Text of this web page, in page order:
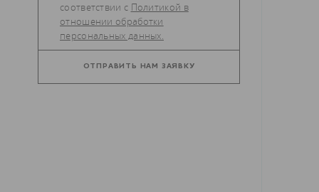
соответствии с Политикой в
отношении обработки
персональных данных.